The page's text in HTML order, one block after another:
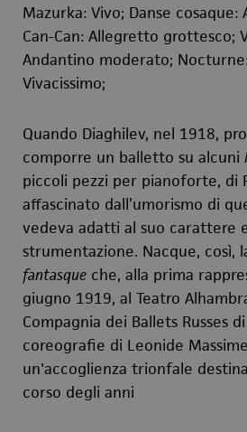
Mazurka: Vivo; Danse
Can-Can: Allegretto grottesco;
Andantino moderato;
Vivacissimo;
Quando Diaghilev, nel 1918,
comporre un balletto su alcuni
piccoli pezzi per pianoforte, di
affascinato dall’umorismo di
vedeva adatti al suo carattere
strumentazione. Nacque, così,
fantasque che, alla prima
giugno 1919, al Teatro
Compagnia dei Ballets Russes
coreografie di Leonide
un'accoglienza trionfale
corso degli anni